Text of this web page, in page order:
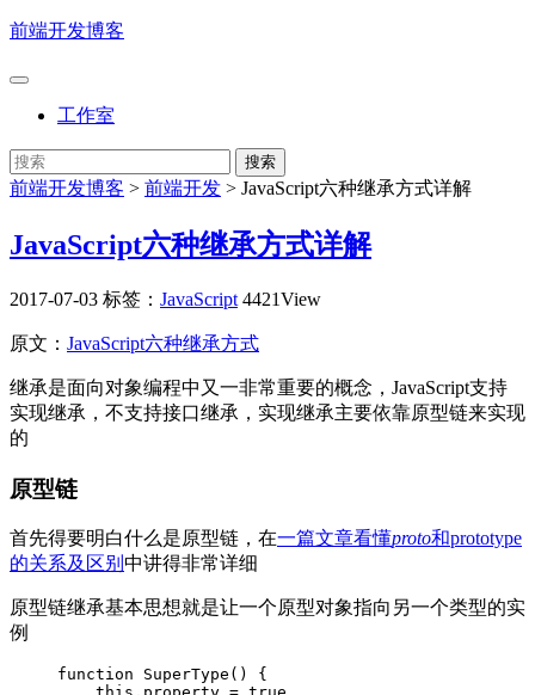
前端开发博客
工作室
前端开发博客 > 前端开发 > JavaScript六种继承方式详解
JavaScript六种继承方式详解
2017-07-03 标签： JavaScript 4421View
原文： JavaScript六种继承方式
继承是面向对象编程中又一非常重要的概念，JavaScript支持
实现继承，不支持接口继承，实现继承主要依靠原型链来实现
的
原型链
首先得要明白什么是原型链，在一篇文章看懂proto和prototype
的关系及区别 中讲得非常详细
原型链继承基本思想就是让一个原型对象指向另一个类型的实
例
function SuperType() {